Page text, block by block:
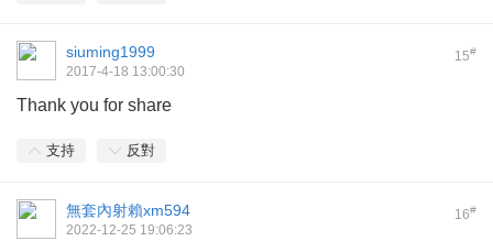
15#
siuming1999
2017-4-18 13:00:30
Thank you for share
支持 反對
16#
無套內射賴xm594
2022-12-25 19:06:23